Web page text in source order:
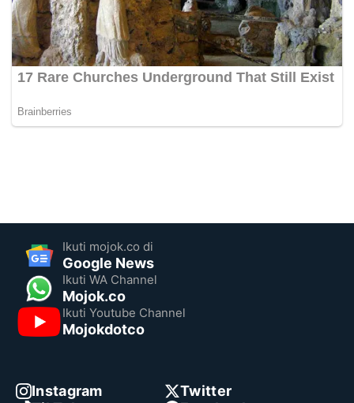
Ikuti mojok.co di
Google News
Ikuti WA Channel
Mojok.co
Ikuti Youtube Channel
Mojokdotco
Instagram
Twitter